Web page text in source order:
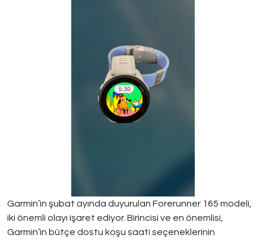
Garmin’in şubat ayında duyurulan Forerunner 165 modeli,
iki önemli olayı işaret ediyor. Birincisi ve en önemlisi,
Garmin’in bütçe dostu koşu saati seçeneklerinin